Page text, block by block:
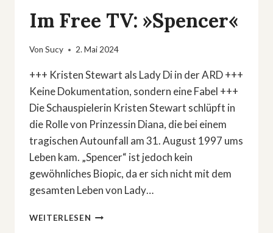
Im Free TV: »Spencer«
Von Sucy 2. Mai 2024
+++ Kristen Stewart als Lady Di in der ARD +++
Keine Dokumentation, sondern eine Fabel +++
Die Schauspielerin Kristen Stewart schlüpft in
die Rolle von Prinzessin Diana, die bei einem
tragischen Autounfall am 31. August 1997 ums
Leben kam. „Spencer“ ist jedoch kein
gewöhnliches Biopic, da er sich nicht mit dem
gesamten Leben von Lady…
WEITERLESEN IM